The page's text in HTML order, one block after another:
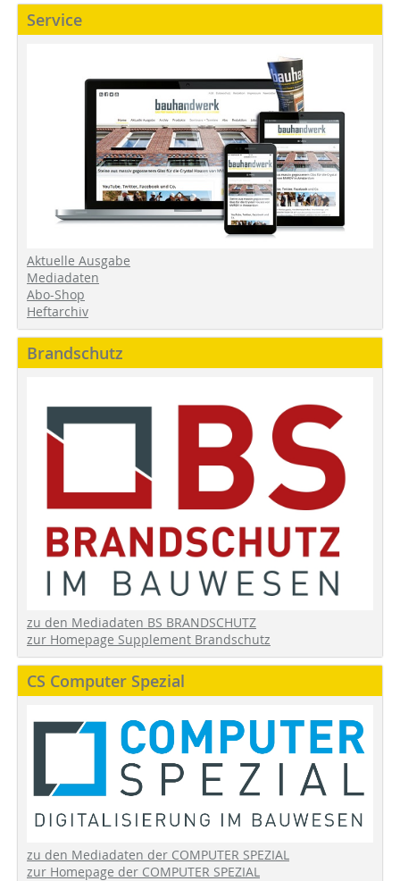
Service
Aktuelle Ausgabe
Mediadaten
Abo-Shop
Heftarchiv
Brandschutz
zu den Mediadaten BS BRANDSCHUTZ
zur Homepage Supplement Brandschutz
CS Computer Spezial
zu den Mediadaten der COMPUTER SPEZIAL
zur Homepage der COMPUTER SPEZIAL